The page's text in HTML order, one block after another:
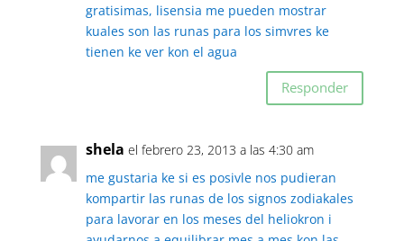
gratisimas, lisensia me pueden mostrar
kuales son las runas para los simvres ke
tienen ke ver kon el agua
Responder
shela el febrero 23, 2013 a las 4:30 am
me gustaria ke si es posivle nos pudieran
kompartir las runas de los signos zodiakales
para lavorar en los meses del heliokron i